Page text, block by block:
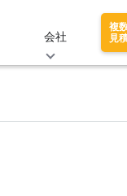
会社
複
見